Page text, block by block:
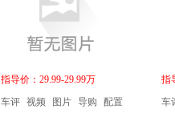
指导价：29.99-29.99万
车评 视频 图片 导购 配置
指
车